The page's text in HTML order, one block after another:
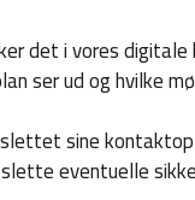
det i vores
ser ud og hvilke
sine
eventuelle